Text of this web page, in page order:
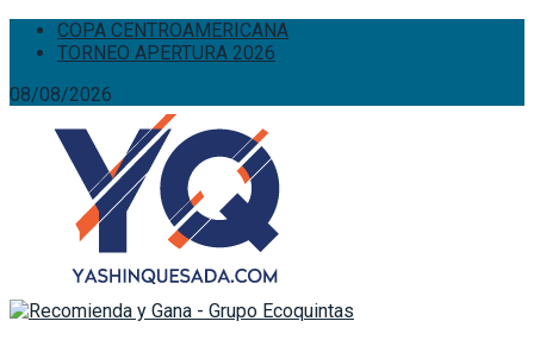
COPA CENTROAMERICANA
TORNEO APERTURA 2026
08/08/2026